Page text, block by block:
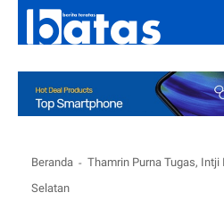
Beranda
Thamrin Purna Tugas,
Selatan